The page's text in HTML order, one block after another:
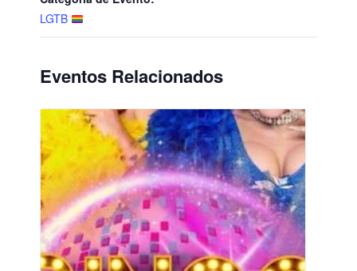
LGTB
Eventos Relacionados